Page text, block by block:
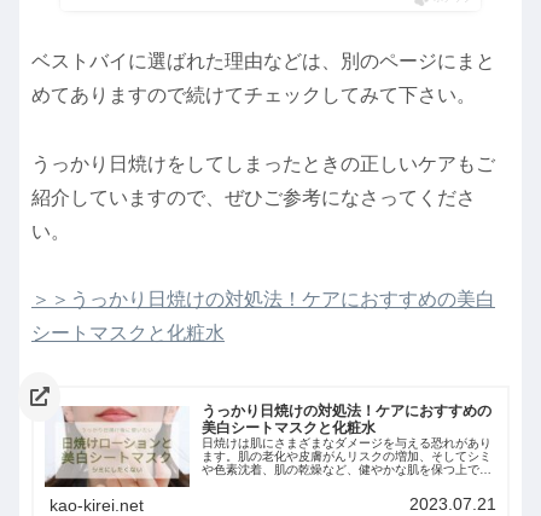
ベストバイに選ばれた理由などは、別のページにまと
めてありますので続けてチェックしてみて下さい。
うっかり日焼けをしてしまったときの正しいケアもご
紹介していますので、ぜひご参考になさってくださ
い。
＞＞うっかり日焼けの対処法！ケアにおすすめの美白
シートマスクと化粧水
うっかり日焼けの対処法！ケアにおすすめの
美白シートマスクと化粧水
日焼けは肌にさまざまなダメージを与える恐れがあり
ます。肌の老化や皮膚がんリスクの増加、そしてシミ
や色素沈着、肌の乾燥など、健やかな肌を保つ上でリ
日焼け後の対処法とケアに使いたい美容アイテムをご
kao-kirei.net 2023.07.21